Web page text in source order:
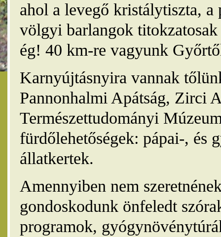
ahol a levegő kristálytiszta, a
völgyi barlangok
ég! 40 km-re vagyunk
Karnyújtásnyira vannak
Pannonhalmi Apátság, Zirci
Természettudományi
fürdőlehetőségek: pápai-, és
állatkertek.
Amennyiben nem
gondoskodunk önfeledt
programok,